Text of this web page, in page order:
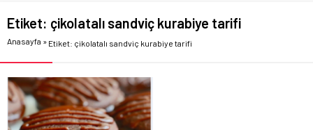
Etiket: çikolatalı sandviç kurabiye tarifi
Anasayfa » Etiket: çikolatalı sandviç kurabiye tarifi